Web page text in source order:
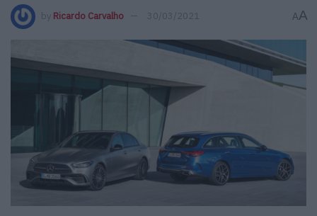
by Ricardo Carvalho 30/03/2021 AA